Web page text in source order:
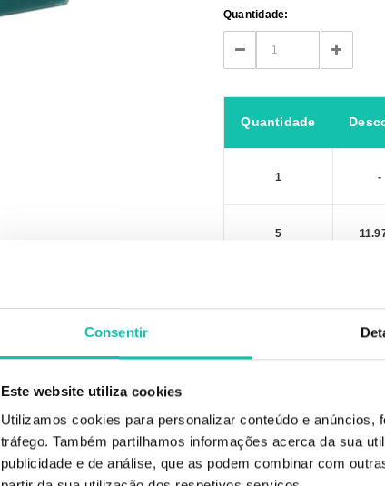
Consentir
Este website utiliza cookies
Utilizamos cookies para personalizar conteúdo e
tráfego. Também partilhamos informações acerca da sua
publicidade e de análise, que as podem combinar com
Current
Stock:
Quantidade:
DECREASE
QUANTITY:
INCREASE
Quantidade
1 -
5
+INFORMAÇÃO OPINIÕES